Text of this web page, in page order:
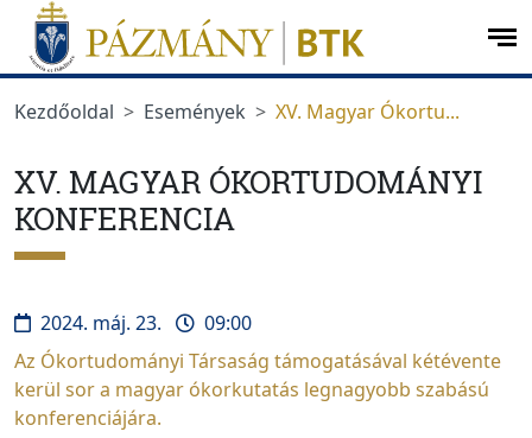
Ugrás a menüre
Ugrás a tartalomra
Kezdőoldal
Események XV. Magyar Ókortu...
XV. MAGYAR ÓKORTUDOMÁNYI
KONFERENCIA
2024. máj. 23.
09:00
Az Ókortudományi Társaság támogatásával kétévente
kerül sor a magyar ókorkutatás legnagyobb szabású
konferenciájára.